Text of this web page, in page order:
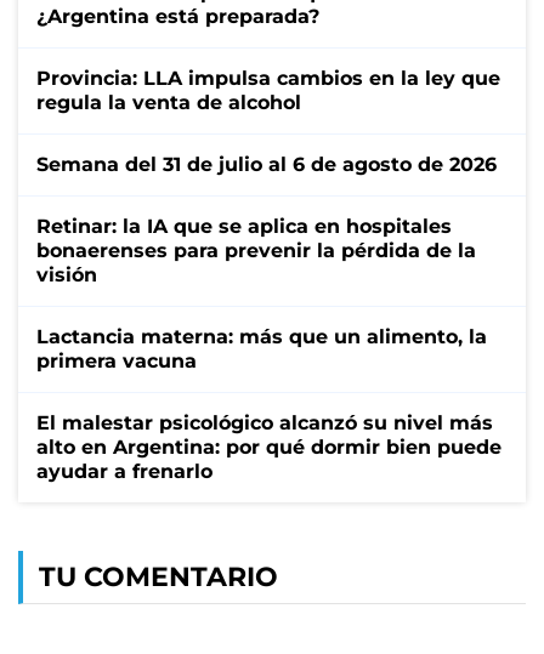
¿Argentina está preparada?
Provincia: LLA impulsa cambios en la ley que
regula la venta de alcohol
Semana del 31 de julio al 6 de agosto de 2026
Retinar: la IA que se aplica en hospitales
bonaerenses para prevenir la pérdida de la
visión
Lactancia materna: más que un alimento, la
primera vacuna
El malestar psicológico alcanzó su nivel más
alto en Argentina: por qué dormir bien puede
ayudar a frenarlo
TU COMENTARIO